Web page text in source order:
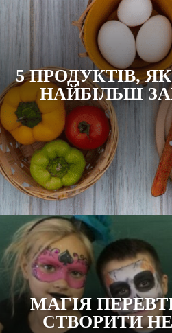
5 ПРОДУКТІВ,
НАЙБІЛЬШ
МАГІЯ
СТВОРИТИ